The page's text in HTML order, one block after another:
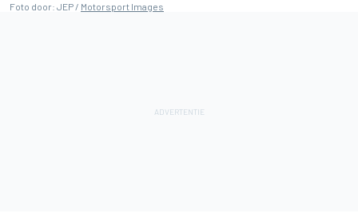
Foto door: JEP / Motorsport Images